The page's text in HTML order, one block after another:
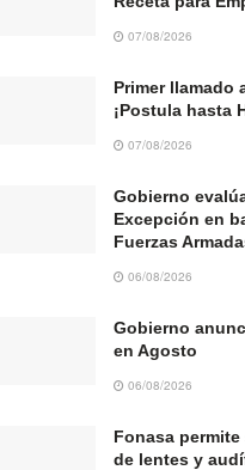
07/08/2026
Primer llamado
¡Postula hasta
07/08/2026
Gobierno
Excepción en
Fuerzas
06/08/2026
Gobierno
en Agosto
06/08/2026
Fonasa
de lentes y